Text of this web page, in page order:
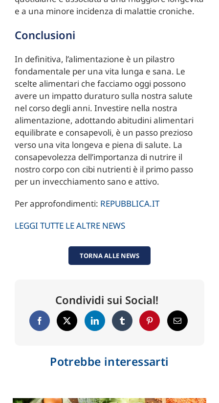
e a una minore incidenza di malattie croniche.
Conclusioni
In definitiva, l’alimentazione è un pilastro
fondamentale per una vita lunga e sana. Le
scelte alimentari che facciamo oggi possono
avere un impatto duraturo sulla nostra salute
nel corso degli anni. Investire nella nostra
alimentazione, adottando abitudini alimentari
equilibrate e consapevoli, è un passo prezioso
verso una vita longeva e piena di salute. La
consapevolezza dell’importanza di nutrire il
nostro corpo con cibi nutrienti è il primo passo
per un invecchiamento sano e attivo.
Per approfondimenti: REPUBBLICA.IT
LEGGI TUTTE LE ALTRE NEWS
TORNA ALLE NEWS
Condividi sui Social!
Potrebbe interessarti